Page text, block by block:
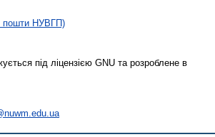
пошти НУВГП)
під ліцензією GNU та розроблене в